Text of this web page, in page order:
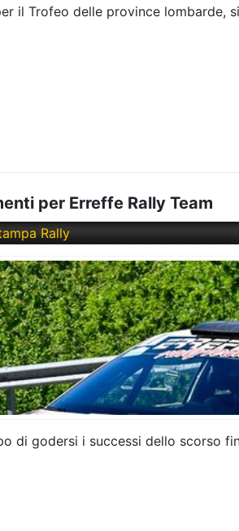
il Trofeo delle province
per Erreffe Rally Team
Rally
di godersi i successi dello scorso